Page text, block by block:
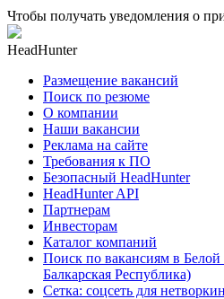
Чтобы получать уведомления о
HeadHunter
Размещение вакансий
Поиск по резюме
О компании
Наши вакансии
Реклама на сайте
Требования к ПО
Безопасный HeadHunter
HeadHunter API
Партнерам
Инвесторам
Каталог компаний
Поиск по вакансиям в
Балкарская Республика)
Сетка: соцсеть для